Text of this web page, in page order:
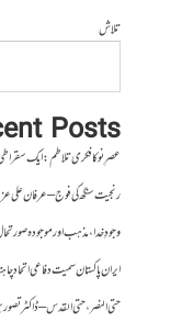
تلاش
Posts
عصرِ نو کا فکری تلاطم: ایک سقراطی
رنجیت سنگھ کی فوج – عرفان علی
وجودِ خدا، مذہب اور موجودہ
ایران پاکستان سمیت دفاعی اتحاد
حتی النصر ، حتی القدس – ڈاکٹر تصور